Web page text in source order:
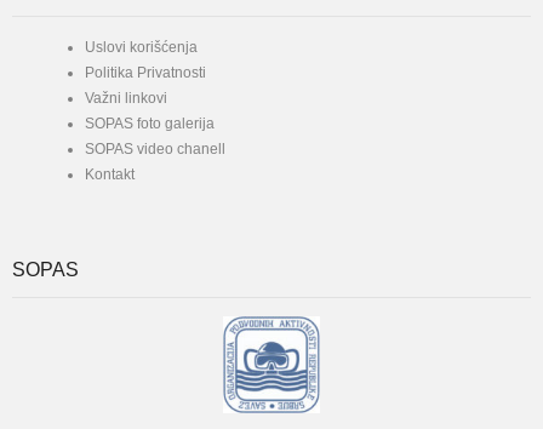
Uslovi korišćenja
Politika Privatnosti
Važni linkovi
SOPAS foto galerija
SOPAS video chanell
Kontakt
SOPAS